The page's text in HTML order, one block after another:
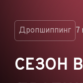
Дропшиппинг 7
СЕЗОН